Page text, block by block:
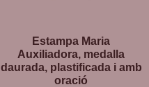
Estampa Maria
Auxiliadora, medalla
daurada, plastificada i amb
oració